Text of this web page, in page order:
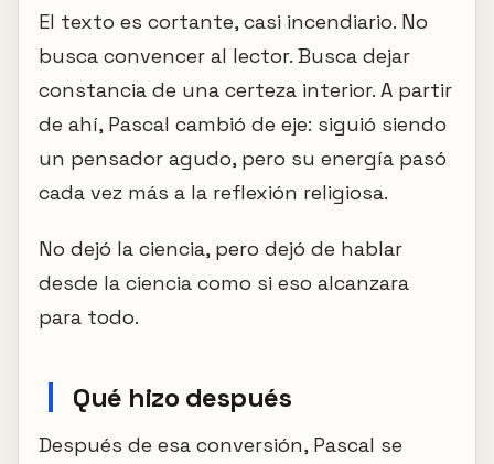
El texto es cortante, casi incendiario. No
busca convencer al lector. Busca dejar
constancia de una certeza interior. A partir
de ahí, Pascal cambió de eje: siguió siendo
un pensador agudo, pero su energía pasó
cada vez más a la reflexión religiosa.
No dejó la ciencia, pero dejó de hablar
desde la ciencia como si eso alcanzara
para todo.
Qué hizo después
Después de esa conversión, Pascal se